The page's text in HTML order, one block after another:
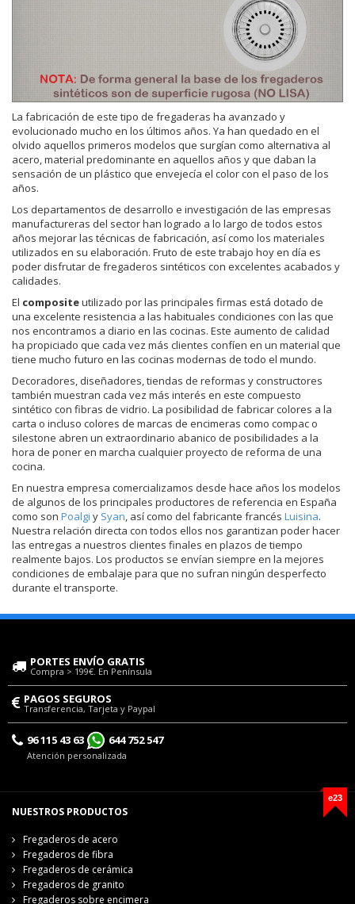
La fabricación de este tipo de fregaderas ha avanzado y
evolucionado mucho en los últimos años. Ya han quedado en el
olvido aquellos primeros modelos que surgían como alternativa al
acero, material predominante en aquellos años y que daban la
sensación de un plástico que envejecía el color con el paso de los
años.
Los departamentos de desarrollo e investigación de las empresas
manufactureras del sector han logrado a lo largo de todos estos
años mejorar las técnicas de fabricación, así como los materiales
utilizados en su elaboración. Fruto de este trabajo hoy en día es
poder disfrutar de fregaderos sintéticos con excelentes acabados y
calidades.
El compositeutilizado por las principales firmas está dotado de
una excelente resistencia a las habituales condiciones con las que
nos encontramos a diario en las cocinas. Este aumento de calidad
ha propiciado que cada vez más clientes confíen en un material que
tiene mucho futuro en las cocinas modernas de todo el mundo.
Decoradores, diseñadores, tiendas de reformas y constructores
también muestran cada vez más interés en este compuesto
sintético con fibras de vidrio. La posibilidad de fabricar colores a la
carta o incluso colores de marcas de encimeras como compac o
silestone abren un extraordinario abanico de posibilidades a la
hora de poner en marcha cualquier proyecto de reforma de una
cocina.
En nuestra empresa comercializamos desde hace años los modelos
de algunos de los principales productores de referencia en España
como son Poalgi y Syan , así como del fabricante francés Luisina.
Nuestra relación directa con todos ellos nos garantizan poder hacer
las entregas a nuestros clientes finales en plazos de tiempo
realmente bajos. Los productos se envían siempre en la mejores
condiciones de embalaje para que no sufran ningún desperfecto
durante el transporte.
PORTES ENVÍO GRATIS
Compra > 199€. En Península
PAGOS SEGUROS
Transferencia, Tarjeta y Paypal
96 115 43 63 644 752 547
Atención personalizada
e23
NUESTROS PRODUCTOS
Fregaderos de acero
Fregaderos de fibra
Fregaderos de cerámica
Fregaderos de granito
Fregaderos sobre encimera